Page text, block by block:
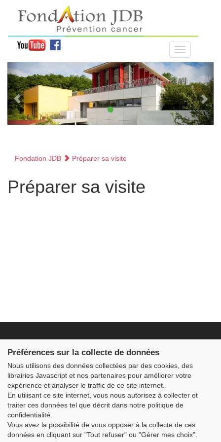
Fondation JDB Préparer sa visite
Préparer sa visite
2 – 4 rue du Mont Louvet
91640 FONTENAY LES BRIIS
contact@fondationjdb.org
01 60 80 64 60
liens rapides :
> Recherche
> Contact
> Mentions légales
Préférences sur la collecte de données
Nous utilisons des données collectées par des cookies, des
librairies Javascript et nos partenaires pour améliorer votre
expérience et analyser le traffic de ce site internet.
En utilisant ce site internet, vous nous autorisez à collecter et
traiter ces données tel que décrit dans notre politique de
confidentialité.
Vous avez la possibilité de vous opposer à la collecte de ces
données en cliquant sur "Tout refuser" ou "Gérer mes choix".